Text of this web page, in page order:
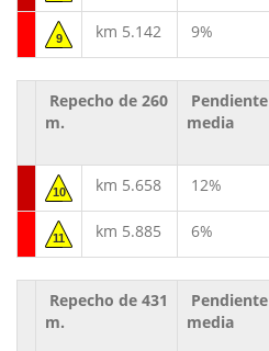
9 km 5.142 9%
Repecho de 260
m.
Pendiente
media
10 km 5.658 12%
11 km 5.885 6%
Repecho de 431
m.
Pendiente
media